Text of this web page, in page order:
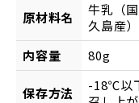
原材料名
牛乳（
久島産
内容量
80g
保存方法
-18℃以